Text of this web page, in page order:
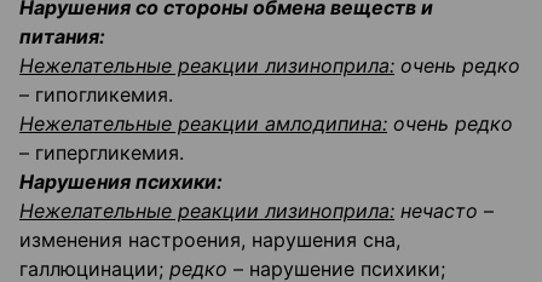
Нарушения со стороны обмена веществ и
питания:
Нежелательные реакции лизиноприла: очень редко
– гипогликемия.
Нежелательные реакции амлодипина: очень редко
– гипергликемия.
Нарушения психики:
Нежелательные реакции лизиноприла: нечасто –
изменения настроения, нарушения сна,
галлюцинации; редко – нарушение психики;